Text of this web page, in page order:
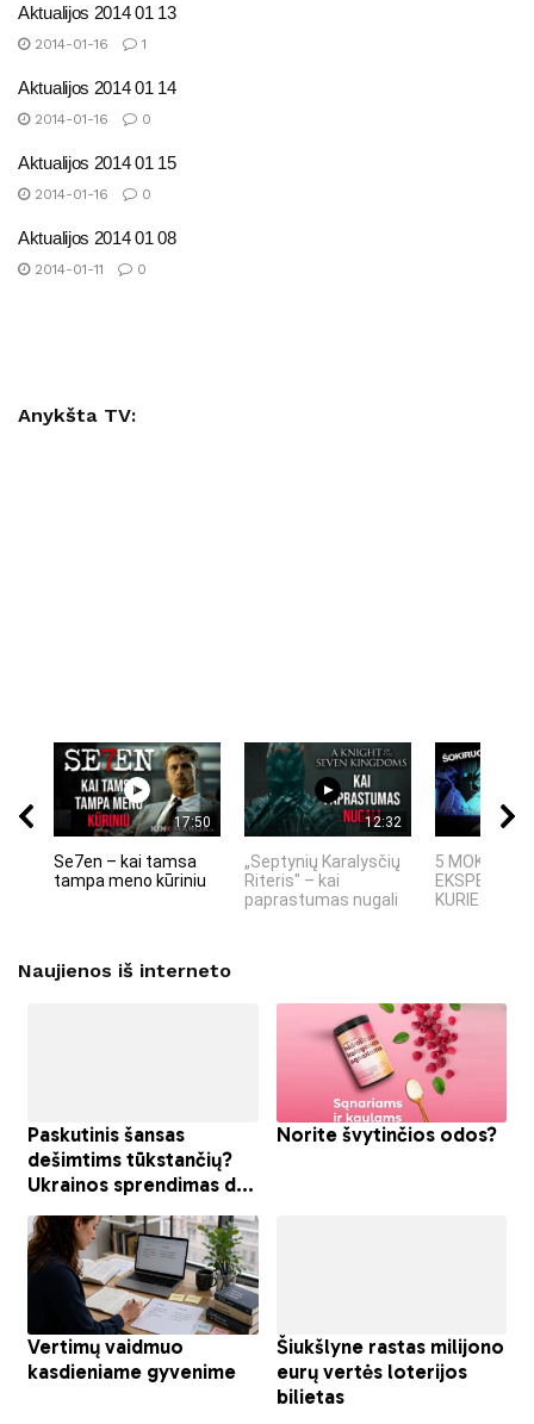
Aktualijos 2014 01 13
2014-01-16 1
Aktualijos 2014 01 14
2014-01-16 0
Aktualijos 2014 01 15
2014-01-16 0
Aktualijos 2014 01 08
2014-01-11 0
Anykšta TV:
17:50
Se7en – kai tamsa
tampa meno kūriniu
12:32
„Septynių Karalysčių
Riteris" – kai
paprastumas nugali
5 MOKSLINIAI
KURIE
Naujienos iš interneto